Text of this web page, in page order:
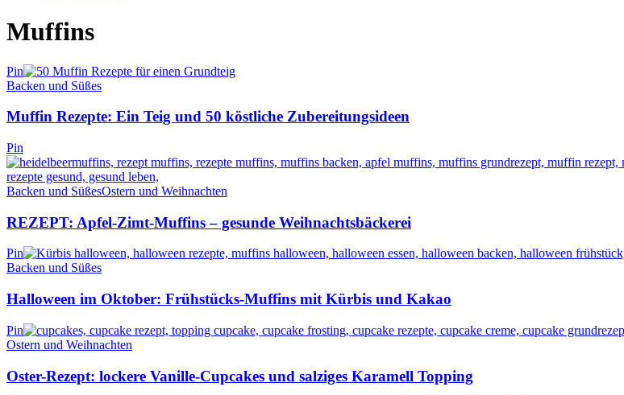
Muffins
Pin
Backen und Süßes
Muffin Rezepte: Ein Teig und 50 köstliche Zubereitungsideen
Pin
Backen und SüßesOstern und Weihnachten
REZEPT: Apfel-Zimt-Muffins – gesunde Weihnachtsbäckerei
Pin
Backen und Süßes
Halloween im Oktober: Frühstücks-Muffins mit Kürbis und Kakao
Pin
Ostern und Weihnachten
Oster-Rezept: lockere Vanille-Cupcakes und salziges Karamell Topping